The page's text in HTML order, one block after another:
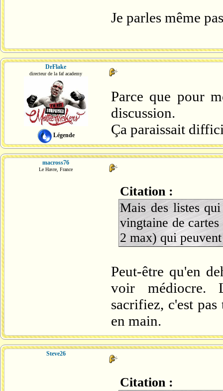
Je parles même
DrFlake
directeur de la faf academy
Légende
Parce que pour
discussion.
Ça paraissait
macross76
Le Havre, France
Citation :
Mais des listes
vingtaine de
2 max) qui
Peut-être qu'en
voir médiocre.
sacrifiez, c'est
en main.
Steve26
Citation :